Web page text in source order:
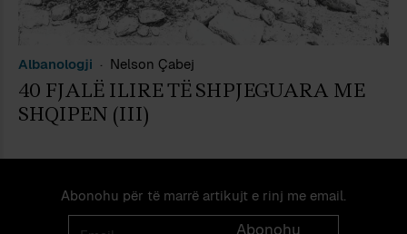
Albanologji Nelson Çabej
40 FJALË ILIRE TË SHPJEGUARA ME
SHQIPEN (III)
Abonohu për të marrë artikujt e rinj me email.
Email
Abonohu